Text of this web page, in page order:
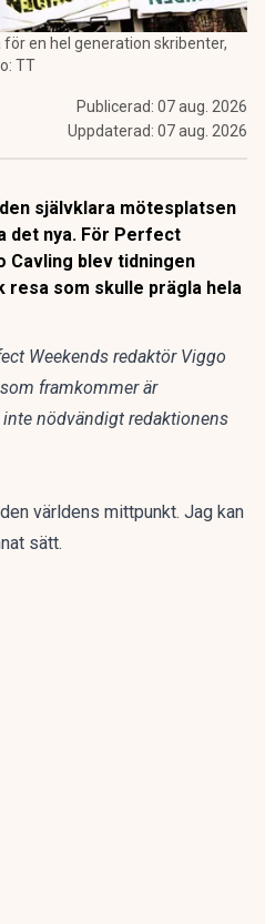
en hel generation skribenter,
TT
Publicerad: 07 aug. 2026
Uppdaterad: 07 aug. 2026
självklara mötesplatsen
det nya. För Perfect
Cavling blev tidningen
resa som skulle prägla hela
Weekends redaktör Viggo
framkommer är
nödvändigt redaktionens
världens mittpunkt. Jag kan
sätt.